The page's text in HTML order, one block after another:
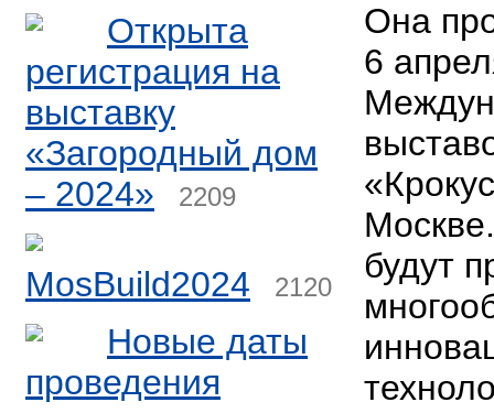
Открыта
регистрация на
выставку
«Загородный дом
– 2024»
2209
MosBuild2024 2120
Новые даты
проведения
Она
6
будут